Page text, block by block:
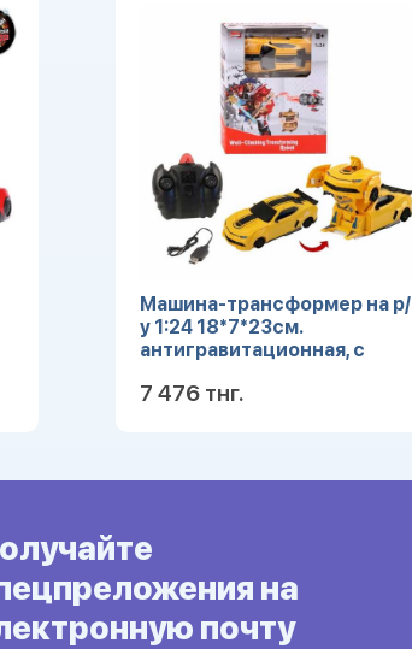
Машина-трансформер на р/
у 1:24 18*7*23см.
антигравитационная, с
(JB1100267)
7 476 тнг.
на
почту